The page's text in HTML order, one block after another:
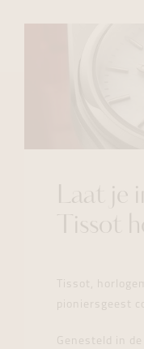
Laat je
Tissot
Tissot,
pioniersgeest
Genesteld in